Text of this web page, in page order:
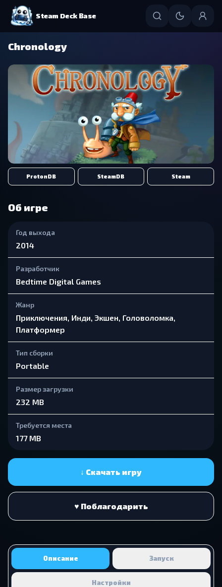
Steam Deck Base
Chronology
ProtonDB SteamDB Steam
Об игре
Год выхода
2014
Разработчик
Bedtime Digital Games
Жанр
Приключения, Инди, Экшен, Головоломка,
Платформер
Тип сборки
Portable
Размер загрузки
232 MB
Требуется места
177 MB
↓ Скачать игру
♥ Поблагодарить
Описание Запуск
Настройки